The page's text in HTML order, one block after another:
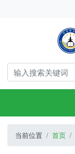
当前位置 首页